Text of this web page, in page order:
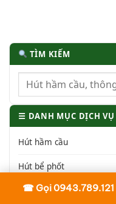
TÌM KIẾM
☰ DANH MỤC DỊCH VỤ
Hút hầm cầu
Hút bể phốt
Thông cống nghẹt
☎ Gọi 0943.789.121